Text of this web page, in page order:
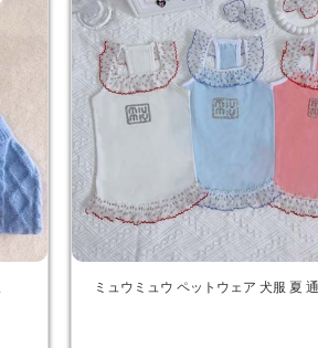
ミュウミュウ ペットウェア 犬服 夏